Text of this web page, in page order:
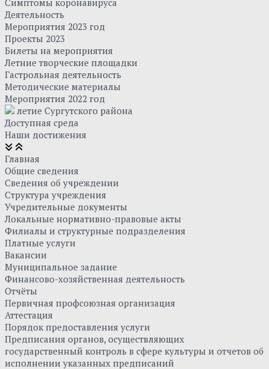
Симптомы коронавируса
Деятельность
Мероприятия 2023 год
Проекты 2023
Билеты на мероприятия
Летние творческие площадки
Гастрольная деятельность
Методические материалы
Мероприятия 2022 год
летие Сургутского района
Доступная среда
Наши достижения
Главная
Общие сведения
Сведения об учреждении
Структура учреждения
Учредительные документы
Локальные нормативно-правовые акты
Филиалы и структурные подразделения
Платные услуги
Вакансии
Муниципальное задание
Финансово-хозяйственная деятельность
Отчёты
Первичная профсоюзная организация
Аттестация
Порядок предоставления услуги
Предписания органов, осуществляющих
государственный контроль в сфере культуры и отчетов об
исполнении указанных предписаний